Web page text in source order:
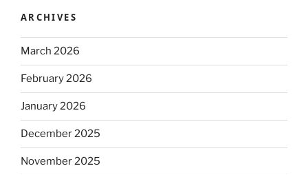
ARCHIVES
March 2026
February 2026
January 2026
December 2025
November 2025